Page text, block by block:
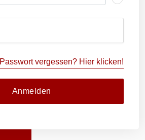
Passwort vergessen? Hier klicken!
Anmelden